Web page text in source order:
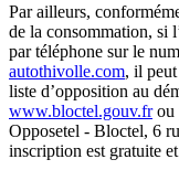
Par ailleurs,
de la consommation, si
par téléphone sur le
autothivolle.com, il
liste d’opposition au
www.bloctel.gouv.frou
Opposetel - Bloctel, 6
inscription est gratuite